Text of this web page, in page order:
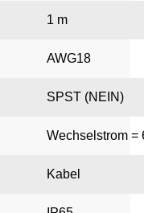
1 m
AWG18
SPST (NEIN)
Wechselstrom =
Kabel